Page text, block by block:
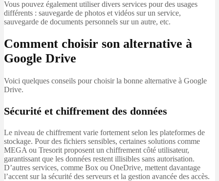
Vous pouvez également utiliser divers services pour des usages
différents : sauvegarde de photos et vidéos sur un service,
sauvegarde de documents personnels sur un autre, etc.
Comment choisir son alternative à
Google Drive
Voici quelques conseils pour choisir la bonne alternative à Google
Drive.
Sécurité et chiffrement des données
Le niveau de chiffrement varie fortement selon les plateformes de
stockage. Pour des fichiers sensibles, certaines solutions comme
MEGA ou Tresorit proposent un chiffrement côté utilisateur,
garantissant que les données restent illisibles sans autorisation.
D’autres services, comme Box ou OneDrive, mettent davantage
l’accent sur la sécurité des serveurs et la gestion avancée des accès.